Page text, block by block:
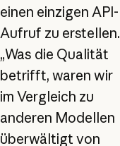
einen einzigen API-
Aufruf zu erstellen.
„Was die Qualität
betrifft, waren wir
im Vergleich zu
anderen Modellen
überwältigt von